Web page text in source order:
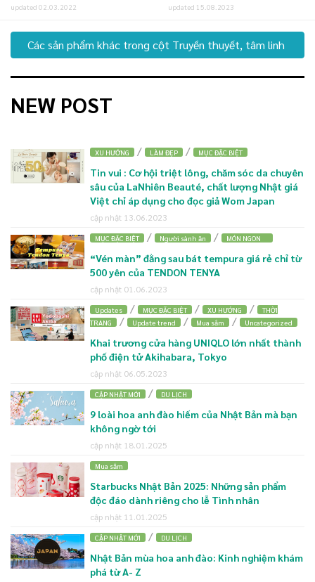
updated 02.03.2022 updated 15.08.2023
Các sản phẩm khác trong cột Truyền thuyết, tâm linh
NEW POST
XU HƯỚNG / LÀM ĐẸP / MỤC ĐẶC BIỆT
Tin vui : Cơ hội triệt lông, chăm sóc da chuyên
sâu của LaNhiên Beauté, chất lượng Nhật giá
Việt chỉ áp dụng cho đọc giả Wom Japan
cập nhật 13.06.2023
MỤC ĐẶC BIỆT / Người sành ăn / MÓN NGON
“Vén màn” đằng sau bát tempura giá rẻ chỉ từ
500 yên của TENDON TENYA
cập nhật 01.06.2023
Updates / MỤC ĐẶC BIỆT / XU HƯỚNG /
THỜI
TRANG / Update trend / Mua sắm / Uncategorized
Khai trương cửa hàng UNIQLO lớn nhất thành
phố điện tử Akihabara, Tokyo
cập nhật 06.05.2023
CẬP NHẬT MỚI / DU LỊCH
9 loài hoa anh đào hiếm của Nhật Bản mà bạn
không ngờ tới
cập nhật 18.01.2025
Mua sắm
Starbucks Nhật Bản 2025: Những sản phẩm
độc đáo dành riêng cho lễ Tình nhân
cập nhật 11.01.2025
CẬP NHẬT MỚI / DU LỊCH
Nhật Bản mùa hoa anh đào: Kinh nghiệm khám
phá từ A- Z